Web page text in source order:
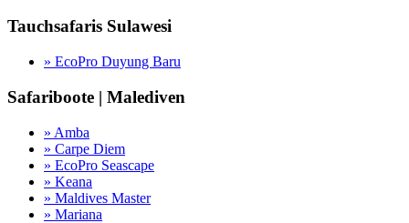
Tauchsafaris Sulawesi
» EcoPro Duyung Baru
Safariboote | Malediven
» Amba
» Carpe Diem
» EcoPro Seascape
» Keana
» Maldives Master
» Mariana